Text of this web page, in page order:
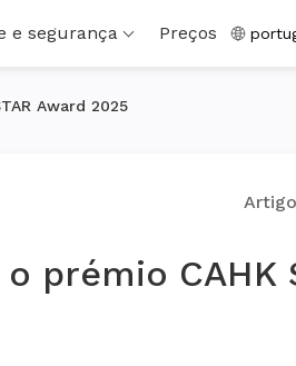
e segurança Preços
Award 2025
prémio CAHK